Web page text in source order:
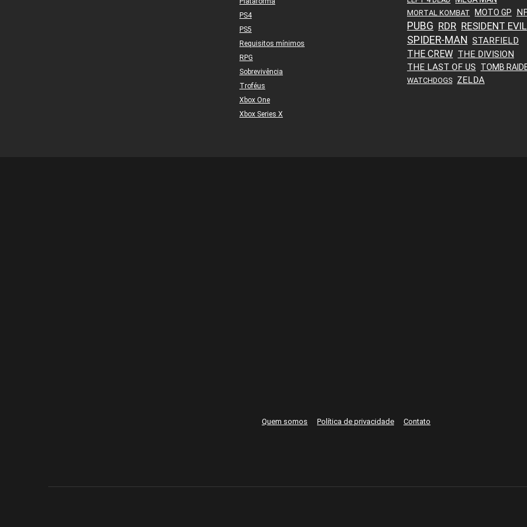
PS4
PS5
Requisitos mínimos
RPG
Sobrevivência
Troféus
Xbox One
Xbox Series X
MORTAL KOMBAT MOTO GP
PUBG RDR RESIDENT EVIL
SPIDER-MAN STARFIELD
THE CREW THE DIVISION
THE LAST OF US
TOMB
WATCHDOGS ZELDA
Quem somos Política de privacidade Contato